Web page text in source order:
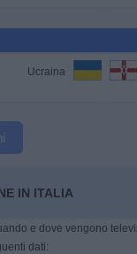
Ucraina
IN ITALIA
e dove vengono
dati: